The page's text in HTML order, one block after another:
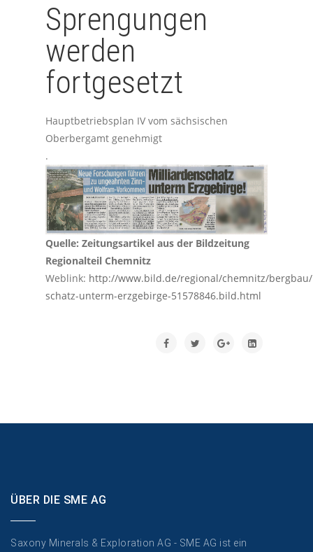
Sprengungen
werden
fortgesetzt
Hauptbetriebsplan IV vom sächsischen
Oberbergamt genehmigt
.
Quelle: Zeitungsartikel aus der Bildzeitung
Regionalteil Chemnitz
Weblink: http://www.bild.de/regional/chemnitz/
schatz-unterm-erzgebirge-51578846.bild.html
ÜBER DIE SME AG
Saxony Minerals & Exploration AG - SME AG ist ein